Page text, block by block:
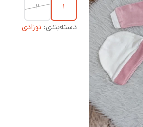
۱ ۲
دسته‌بندی:نوزادی